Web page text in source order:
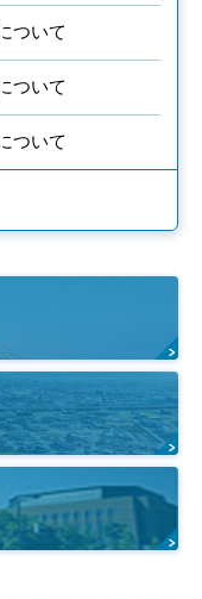
ついて
ついて
ついて